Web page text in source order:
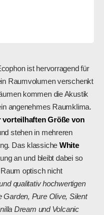
ist hervorragend für
Raumvolumen verschenkt
kommen die Akustik
angenehmes Raumklima.
vorteilhaften Größe von
stehen in mehreren
Das klassiche White
an und bleibt dabei so
optisch nicht
qualitativ hochwertigen
Pure Olive, Silent
Dream und Volcanic